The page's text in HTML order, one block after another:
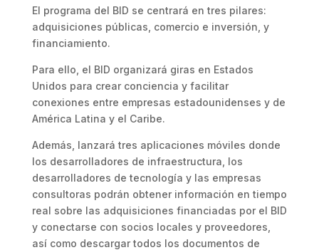
El programa del BID se centrará en tres pilares:
adquisiciones públicas, comercio e inversión, y
financiamiento.
Para ello, el BID organizará giras en Estados
Unidos para crear conciencia y facilitar
conexiones entre empresas estadounidenses y de
América Latina y el Caribe.
Además, lanzará tres aplicaciones móviles donde
los desarrolladores de infraestructura, los
desarrolladores de tecnología y las empresas
consultoras podrán obtener información en tiempo
real sobre las adquisiciones financiadas por el BID
y conectarse con socios locales y proveedores,
así como descargar todos los documentos de